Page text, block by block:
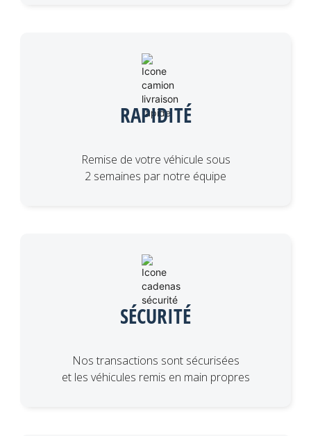
RAPIDITÉ
Remise de votre véhicule sous
2 semaines par notre équipe
SÉCURITÉ
Nos transactions sont sécurisées
et les véhicules remis en main propres